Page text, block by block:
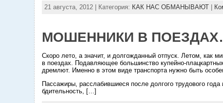
21 августа, 2012 | Категория: КАК НАС ОБМАНЫВАЮТ|
МОШЕННИКИ В
Скоро лето, а значит, и долгожданный отпуск. Летом, как
в поездах. Подавляющее большинство купейно-
дремлют. Именно в этом виде транспорта нужно быть
Пассажиры, расслабившиеся после долгого трудового
бдительность, […]